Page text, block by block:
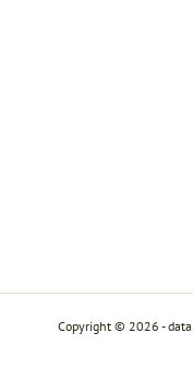
Copyright © 2026 -